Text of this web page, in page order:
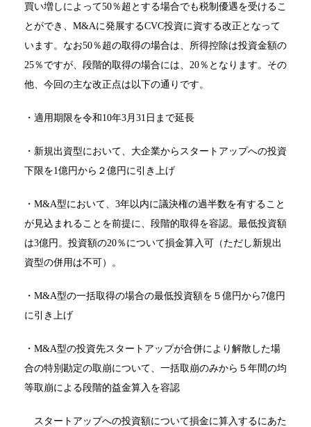
買い増しによって50％超とする場合でも税制優遇を受けるこ
とができ、M&Aに発展するCVC投資に資する改正となって
います。なお50％超の取得の場合は、所得控除は投資金額の
25％ですが、段階的取得の場合には、20％となります。その
他、今回の主な改正点は以下の通りです。
・適用期限を令和10年3月31日まで延長
・新規出資型において、大企業からスタートアップへの投資
下限を1億円から２億円に引き上げ
・M&A型において、3年以内に議決権の過半数を有すること
が見込まれることを前提に、段階的取得を容認。最低投資額
は3億円。投資額の20％について損金算入可（ただし新規出
資型の併用は不可）。
・M&A型の一括取得の場合の最低投資額を５億円から7億円
に引き上げ
・M&A型の投資先スタートアップが合併により解散した場
合の特別勘定の取崩について、一括取崩のみから５年間の均
等取崩による段階的益金算入を容認
スタートアップへの投資額について損金に算入するにあた